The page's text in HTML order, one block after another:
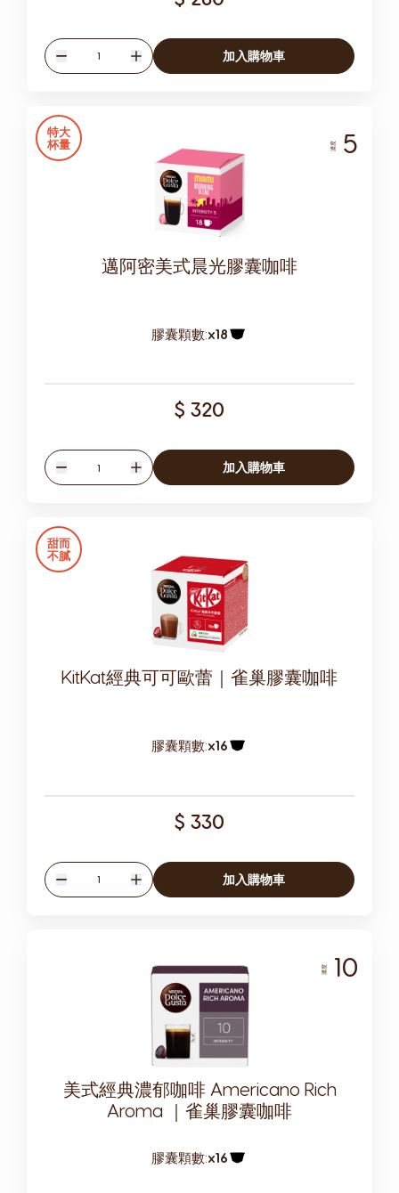
數量
增加
加入購物車
特大
杯量
濃度 5
邁阿密美式晨光膠囊咖啡
膠囊顆數:x18
$ 320
數量
增加
加入購物車
甜而
不膩
KitKat經典可可歐蕾｜雀巢膠囊咖啡
膠囊顆數:x16
$ 330
數量
增加
加入購物車
濃度 10
美式經典濃郁咖啡 Americano Rich
Aroma ｜雀巢膠囊咖啡
膠囊顆數:x16